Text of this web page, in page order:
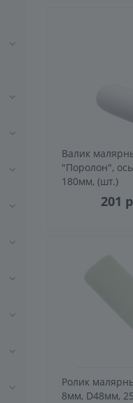
Валик
"Поролон",
180мм, (шт.)
201
Ролик
8мм, D48мм,